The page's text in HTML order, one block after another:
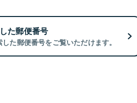
た郵便番号
た郵便番号をご覧いただけます。